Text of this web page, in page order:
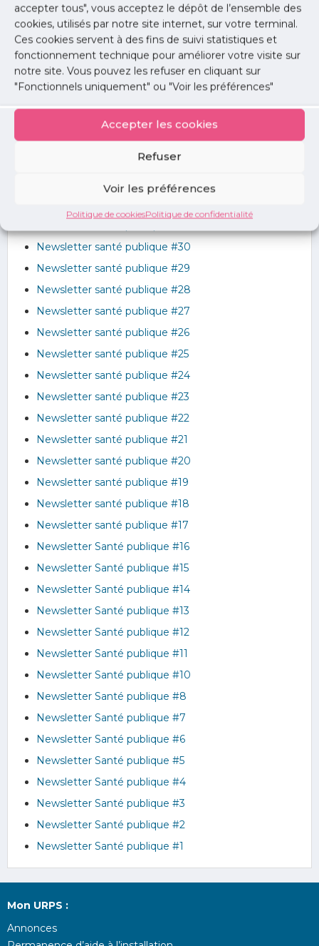
accepter tous", vous acceptez le dépôt de l’ensemble des
cookies, utilisés par notre site internet, sur votre terminal.
Ces cookies servent à des fins de suivi statistiques et
fonctionnement technique pour améliorer votre visite sur
notre site. Vous pouvez les refuser en cliquant sur
"Fonctionnels uniquement" ou "Voir les préférences"
Accepter les cookies
Refuser
Voir les préférences
Politique de cookiesPolitique de confidentialité
Lettre de l'Union
Communiqués
Guides professionnels
Newsletters Santé Publique
Newsletter santé publique #35
Newsletter santé publique #34
Newsletter santé publique #33
Newsletter santé publique #30
Newsletter santé publique #29
Newsletter santé publique #28
Newsletter santé publique #27
Newsletter santé publique #26
Newsletter santé publique #25
Newsletter santé publique #24
Newsletter santé publique #23
Newsletter santé publique #22
Newsletter santé publique #21
Newsletter santé publique #20
Newsletter santé publique #19
Newsletter santé publique #18
Newsletter santé publique #17
Newsletter Santé publique #16
Newsletter Santé publique #15
Newsletter Santé publique #14
Newsletter Santé publique #13
Newsletter Santé publique #12
Newsletter Santé publique #11
Newsletter Santé publique #10
Newsletter Santé publique #8
Newsletter Santé publique #7
Newsletter Santé publique #6
Newsletter Santé publique #5
Newsletter Santé publique #4
Newsletter Santé publique #3
Newsletter Santé publique #2
Newsletter Santé publique #1
Mon URPS :
Annonces